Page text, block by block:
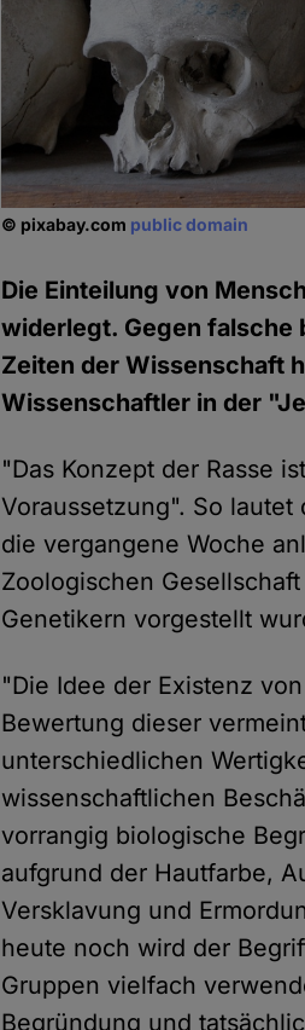
© pixabay.com public domain
Die Einteilung von
widerlegt. Gegen falsche
Zeiten der Wissenschaft
Wissenschaftler in der
"Das Konzept der Rasse
Voraussetzung". So
die vergangene Woche
Zoologischen
Genetikern vorgestellt
"Die Idee der Existenz
Bewertung dieser
unterschiedlichen
wissenschaftlichen
vorrangig biologische
aufgrund der Hautfarbe,
Versklavung und
heute noch wird der
Gruppen vielfach
Begründung und